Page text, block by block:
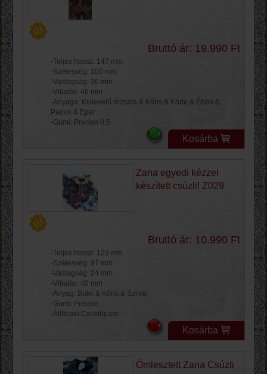
Bruttó ár: 19.990 Ft
-Teljes hossz: 147 mm
-Szélesség: 100 mm
-Vastagság: 36 mm
-Villatáv: 46 mm
-Anyaga: Kislevelű rózsafa & Kőris & Körte & Ében &
Paduk & Eper
-Gumi: Precise 0.5
Kosárba
Zana egyedi kézzel
készített csúzli! Z029
Bruttó ár: 10.990 Ft
-Teljes hossz: 129 mm
-Szélesség: 97 mm
-Vastagság: 24 mm
-Villatáv: 40 mm
-Anyag: Bükk & Kőris & Szilva
-Gumi: Precise
-Állítható Csuklópánt
Kosárba
Ömlesztett Zana Csúzli